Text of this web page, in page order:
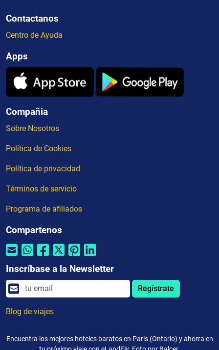
Contactanos
Centro de Ayuda
Apps
Compañia
Sobre Nosotros
Política de Cookies
Política de privacidad
Términos de servicio
Programa de afiliados
Compartenos
Inscríbase a la Newsletter
Regístrate
Blog de viajes
Encuentra los mejores hoteles baratos en Paris (Ontario) y ahorra en